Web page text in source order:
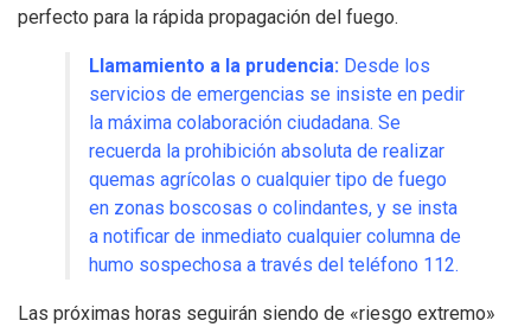
perfecto para la rápida propagación del fuego.
Llamamiento a la prudencia: Desde los
servicios de emergencias se insiste en pedir
la máxima colaboración ciudadana. Se
recuerda la prohibición absoluta de realizar
quemas agrícolas o cualquier tipo de fuego
en zonas boscosas o colindantes, y se insta
a notificar de inmediato cualquier columna de
humo sospechosa a través del teléfono 112.
Las próximas horas seguirán siendo de «riesgo extremo»